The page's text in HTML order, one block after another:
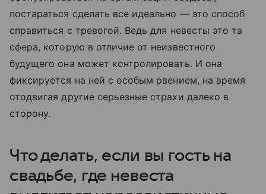
постараться сделать все идеально — это способ
справиться с тревогой. Ведь для невесты это та
сфера, которую в отличие от неизвестного
будущего она может контролировать. И она
фиксируется на ней с особым рвением, на время
отодвигая другие серьезные страхи далеко в
сторону.
Что делать, если вы гость на
свадьбе, где невеста